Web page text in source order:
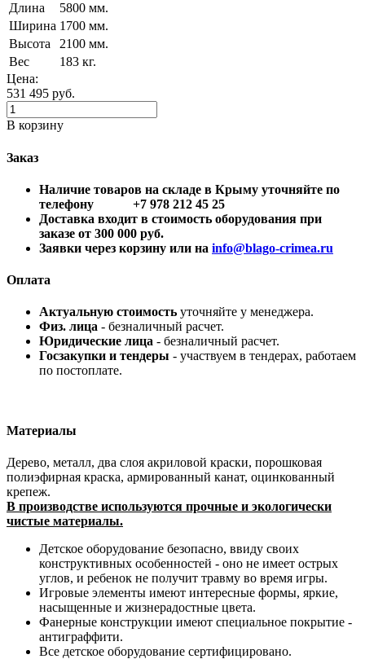
Длина
5800 мм.
Ширина 1700 мм.
Высота
2100 мм.
Вес
183 кг.
Цена:
531 495 руб.
В корзину
Заказ
Наличие товаров на складе в Крыму уточняйте по
телефону +7 978 212 45 25
Доставка входит в стоимость оборудования при
заказе от 300 000 руб.
Заявки через корзину или на info@blago-crimea.ru
Оплата
Актуальную стоимость уточняйте у менеджера.
Физ. лица - безналичный расчет.
Юридические лица - безналичный расчет.
Госзакупки и тендеры - участвуем в тендерах, работаем
по постоплате.
Материалы
Дерево, металл, два слоя акриловой краски, порошковая
полиэфирная краска, армированный канат, оцинкованный
крепеж.
В производстве используются прочные и экологически
чистые материалы.
Детское оборудование безопасно, ввиду своих
конструктивных особенностей - оно не имеет острых
углов, и ребенок не получит травму во время игры.
Игровые элементы имеют интересные формы, яркие,
насыщенные и жизнерадостные цвета.
Фанерные конструкции имеют специальное покрытие -
антиграффити. ​
Все детское оборудование сертифицировано.